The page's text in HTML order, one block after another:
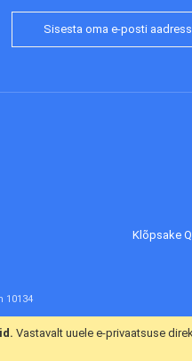
Vastavalt uuele e-privaatsuse
Klõpsake
10134